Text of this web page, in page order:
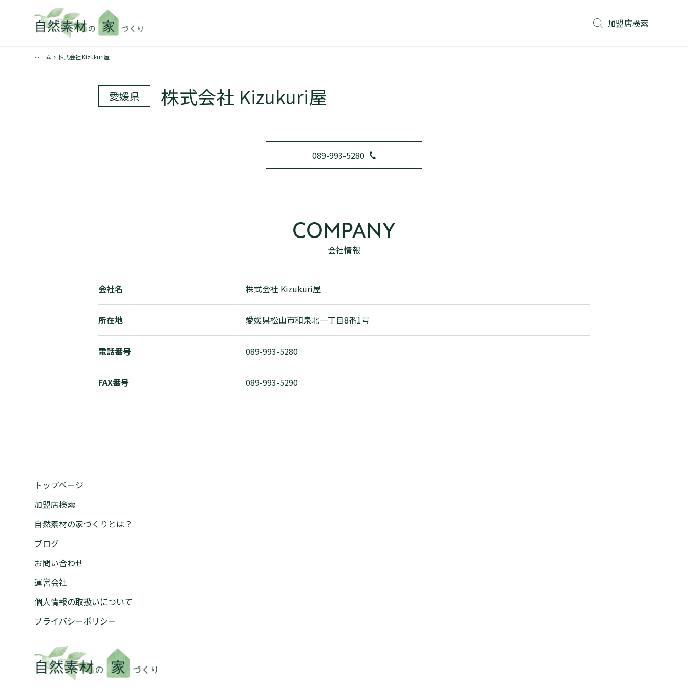
加盟店検索
ホーム 株式会社 Kizukuri屋
愛媛県 株式会社 Kizukuri屋
089-993-5280
COMPANY
会社情報
会社名 株式会社 Kizukuri屋
所在地 愛媛県松山市和泉北一丁目8番1号
電話番号 089-993-5280
FAX番号 089-993-5290
トップページ
加盟店検索
自然素材の家づくりとは？
ブログ
お問い合わせ
運営会社
個人情報の取扱いについて
プライバシーポリシー